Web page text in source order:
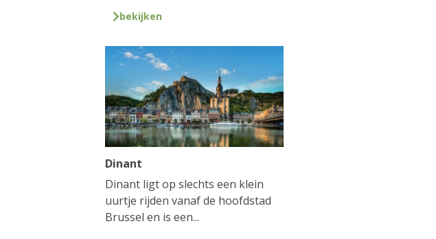
bekijken
Dinant
Dinant ligt op slechts een klein
uurtje rijden vanaf de hoofdstad
Brussel en is een...